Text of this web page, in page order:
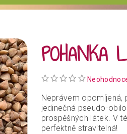
POHANKA
Neprávem opomíjená,
jedinečná pseudo-
prospěšných látek. V
perfektně stravitelná!